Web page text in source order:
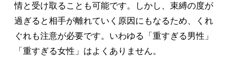
情と受け取ることも可能です。しかし、束縛の度が
過ぎると相手が離れていく原因にもなるため、くれ
ぐれも注意が必要です。いわゆる「重すぎる男性」
「重すぎる女性」はよくありません。